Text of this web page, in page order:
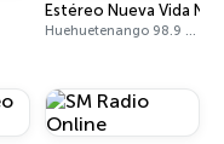
Estéreo Nueva Vida
Huehuetenango 98.9 FM